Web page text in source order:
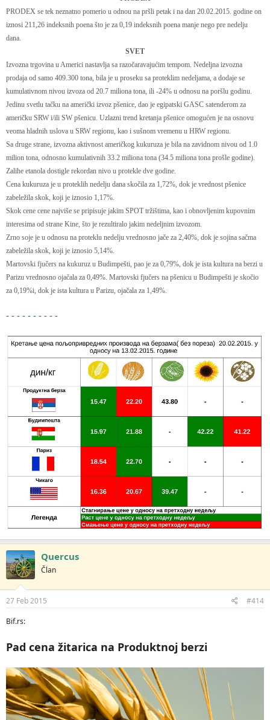
PRODEX se tek neznatno pomerio u odnou na pršli petak i na dan 20.02.2015. godine on
iznosi 211,26 indeksnih poena što je za 0,19 indeksnih poena manje nego pre nedelju
dana.
SVET
Izvozna trgovina u Americi nastavlja sa razočaravajućim tempom. Nedeljna izvozna
prodaja od samo 409.300 tona, bila je u proseku sa proteklim nedeljama, a dodaje se
kumulativnom nivou izvoza od 20.7 miliona tona, ili -24% u odnosu na poršlu godinu.
Jedinu svetlu tačku na američki izvoz pšenice, dao je egipatski GASC satenderom za
američku SRW i/ili SW pšenicu. Uzlazni trend kretanja pšenice omogućen je na osnovu
veoma hladnih uslova u SRW regionu, kao i sušnom vremenu u HRW regionu.
Sa druge strane, izvozna aktivnost američkog kukuruza je bila na zavidnom nivou od 1.0
milion tona, odnosno kumulativnih 33.2 miliona tona (34.5 miliona tona prošle godine).
Zalihe etanola dostigle rekordan nivo u protekle dve godine.
Cena kukuruza je u proteklih nedelju dana skočila za 1,72%, dok je vrednost pšenice
zabeležila skok, koji je iznosio 1,17%.
Skok cene cene najviše se pripisuje jakim SPOT tržištima, kao i obnovljenim kupovnim
interesima od strane Kine, što je rezultiralo jakim nedeljnim izvozom.
Zrno soje je u odnosu na proteklu nedelju vrednosno jače za 2,40%, dok je sojina sačma
zabeležila skok, koji je iznosio 5,14%.
Martovski fjučers na kukuruz u Budimpešti, pao je za 0,79%, dok je ista kultura na berzi u
Parizu vrednosno ojačala za 0,49%. Martovski fjučers na pšenicu u Budimpešti je skočio
za 0,19%i, dok je ista kultura u Parizu, ojačala za 1,49%.
- - - - - - - - - -
Quercus
Član
27 Feb 2015
#414
Bif.rs:
Pad cena žitarica na Produktnoj berzi